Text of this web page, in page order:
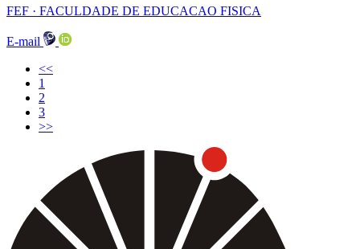
FEF · FACULDADE DE EDUCACAO FISICA
E-mail
<<
1
2
3
>>